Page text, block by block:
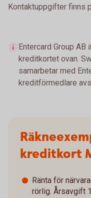
Kontaktuppgifter finns
Entercard Group
kreditkortet ovan.
samarbetar med
kreditförmedlare
kreditkort
Ränta för
rörlig. Årsavgift